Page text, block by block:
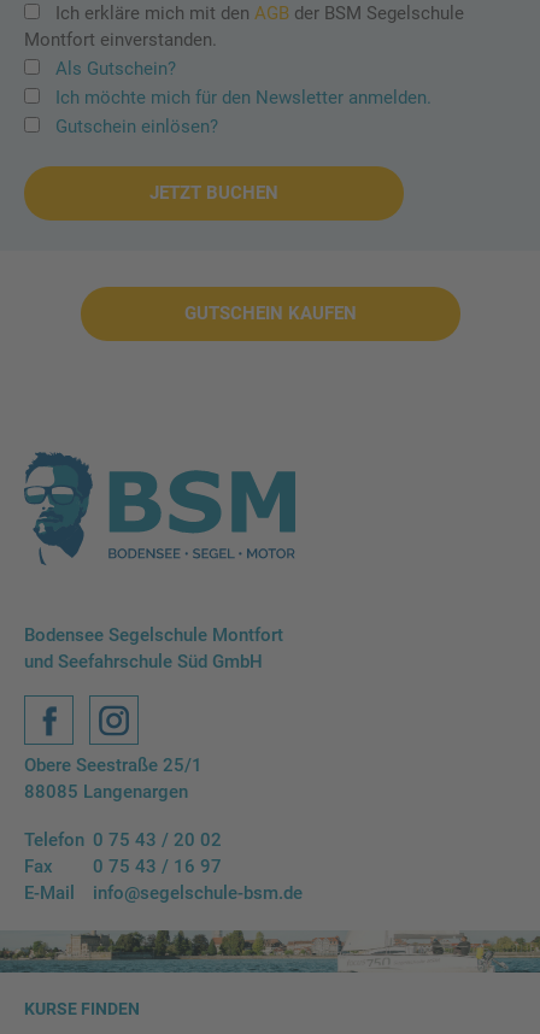
Ich erkläre mich mit den AGBder BSM Segelschule
Montfort einverstanden.
Als Gutschein?
Ich möchte mich für den Newsletter anmelden.
Gutschein einlösen?
GUTSCHEIN KAUFEN
Bodensee Segelschule Montfort
und Seefahrschule Süd GmbH
FacebookInstagram
Obere Seestraße 25/1
88085 Langenargen
Telefon 0 75 43 / 20 02
Fax
0 75 43 / 16 97
E-Mail
info@segelschule-bsm.de
KURSE FINDEN